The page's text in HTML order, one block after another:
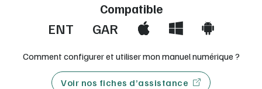
Compatible
ENT GAR
Comment configurer et utiliser mon manuel numérique ?
Voir nos fiches d’assistance